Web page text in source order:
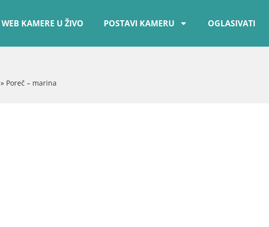
WEB KAMERE U ŽIVO POSTAVI KAMERU OGLASIVATI
» Poreč – marina